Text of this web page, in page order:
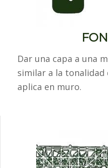
Dar una capa a una
similar a la tonalidad
aplica en muro.